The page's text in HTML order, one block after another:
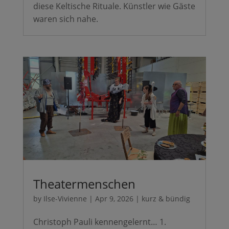
diese Keltische Rituale. Künstler wie Gäste
waren sich nahe.
Theatermenschen
by Ilse-Vivienne | Apr 9, 2026 | kurz & bündig
Christoph Pauli kennengelernt… 1.